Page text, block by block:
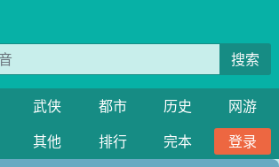
搜索
武侠 都市 历史
网游
其他 排行 完本
登录